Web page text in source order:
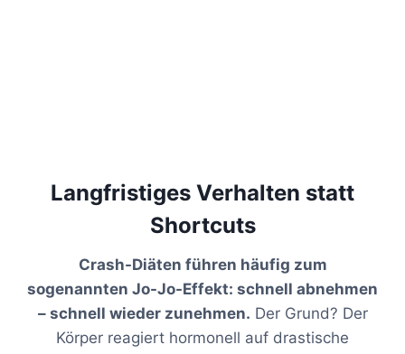
Langfristiges Verhalten statt
Shortcuts
Crash-Diäten führen häufig zum
sogenannten Jo-Jo-Effekt: schnell abnehmen
– schnell wieder zunehmen. Der Grund? Der
Körper reagiert hormonell auf drastische